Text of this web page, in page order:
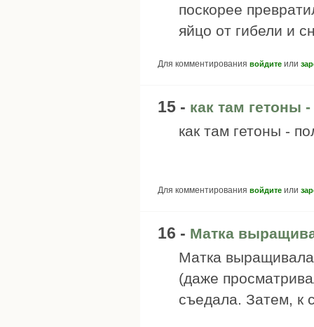
поскорее
яйцо от гибели и
Для комментирования войдите или
15 - как там гетоны
как там гетоны -
Для комментирования войдите или
16 - Матка
Матка выращивала
(даже
съедала. Затем, к